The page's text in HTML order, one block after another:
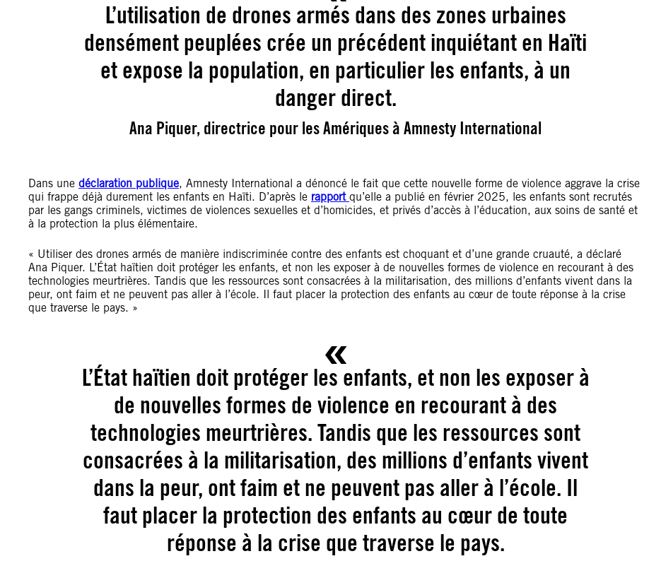
L’utilisation de drones armés dans des zones urbaines
densément peuplées crée un précédent inquiétant en Haïti
et expose la population, en particulier les enfants, à un
danger direct.
Ana Piquer, directrice pour les Amériques à Amnesty International
Dans une déclaration publique, Amnesty International a dénoncé le fait que cette nouvelle forme de violence aggrave la crise
qui frappe déjà durement les enfants en Haïti. D’après le rapport qu’elle a publié en février 2025, les enfants sont recrutés
par les gangs criminels, victimes de violences sexuelles et d’homicides, et privés d’accès à l’éducation, aux soins de santé et
à la protection la plus élémentaire.
« Utiliser des drones armés de manière indiscriminée contre des enfants est choquant et d’une grande cruauté, a déclaré
Ana Piquer. L’État haïtien doit protéger les enfants, et non les exposer à de nouvelles formes de violence en recourant à des
technologies meurtrières. Tandis que les ressources sont consacrées à la militarisation, des millions d’enfants vivent dans la
peur, ont faim et ne peuvent pas aller à l’école. Il faut placer la protection des enfants au cœur de toute réponse à la crise
que traverse le pays. »
L’État haïtien doit protéger les enfants, et non les exposer à
de nouvelles formes de violence en recourant à des
technologies meurtrières. Tandis que les ressources sont
consacrées à la militarisation, des millions d’enfants vivent
dans la peur, ont faim et ne peuvent pas aller à l’école. Il
faut placer la protection des enfants au cœur de toute
réponse à la crise que traverse le pays.